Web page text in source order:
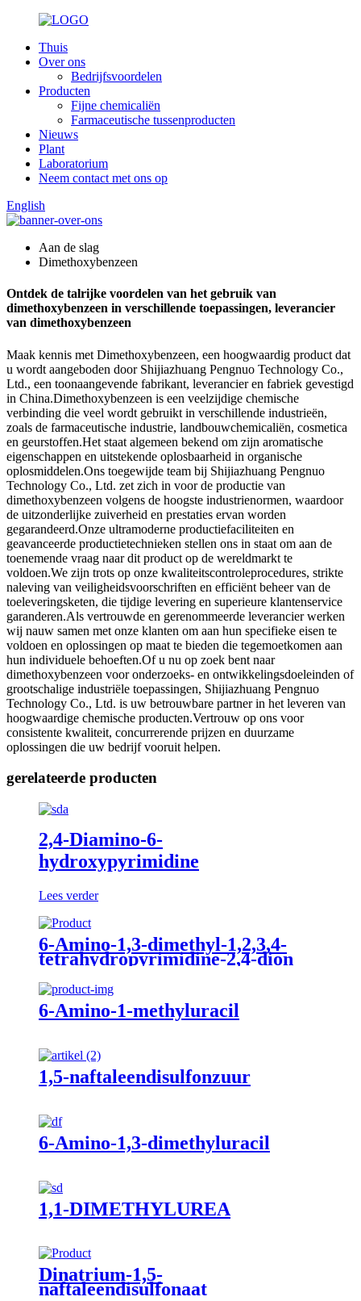
Thuis
Over ons
Bedrijfsvoordelen
Producten
Fijne chemicaliën
Farmaceutische tussenproducten
Nieuws
Plant
Laboratorium
Neem contact met ons op
English
Aan de slag
Dimethoxybenzeen
Ontdek de talrijke voordelen van het gebruik van
dimethoxybenzeen in verschillende toepassingen, leverancier
van dimethoxybenzeen
Maak kennis met Dimethoxybenzeen, een hoogwaardig product dat
u wordt aangeboden door Shijiazhuang Pengnuo Technology Co.,
Ltd., een toonaangevende fabrikant, leverancier en fabriek gevestigd
in China.Dimethoxybenzeen is een veelzijdige chemische
verbinding die veel wordt gebruikt in verschillende industrieën,
zoals de farmaceutische industrie, landbouwchemicaliën, cosmetica
en geurstoffen.Het staat algemeen bekend om zijn aromatische
eigenschappen en uitstekende oplosbaarheid in organische
oplosmiddelen.Ons toegewijde team bij Shijiazhuang Pengnuo
Technology Co., Ltd. zet zich in voor de productie van
dimethoxybenzeen volgens de hoogste industrienormen, waardoor
de uitzonderlijke zuiverheid en prestaties ervan worden
gegarandeerd.Onze ultramoderne productiefaciliteiten en
geavanceerde productietechnieken stellen ons in staat om aan de
toenemende vraag naar dit product op de wereldmarkt te
voldoen.We zijn trots op onze kwaliteitscontroleprocedures, strikte
naleving van veiligheidsvoorschriften en efficiënt beheer van de
toeleveringsketen, die tijdige levering en superieure klantenservice
garanderen.Als vertrouwde en gerenommeerde leverancier werken
wij nauw samen met onze klanten om aan hun specifieke eisen te
voldoen en oplossingen op maat te bieden die tegemoetkomen aan
hun individuele behoeften.Of u nu op zoek bent naar
dimethoxybenzeen voor onderzoeks- en ontwikkelingsdoeleinden of
grootschalige industriële toepassingen, Shijiazhuang Pengnuo
Technology Co., Ltd. is uw betrouwbare partner in het leveren van
hoogwaardige chemische producten.Vertrouw op ons voor
consistente kwaliteit, concurrerende prijzen en duurzame
oplossingen die uw bedrijf vooruit helpen.
gerelateerde producten
2,4-Diamino-6-
hydroxypyrimidine
Lees verder
6-Amino-1,3-dimethyl-1,2,3,4-
tetrahydropyrimidine-2,4-dion
6-Amino-1-methyluracil
1,5-naftaleendisulfonzuur
6-Amino-1,3-dimethyluracil
1,1-DIMETHYLUREA
Dinatrium-1,5-
naftaleendisulfonaat